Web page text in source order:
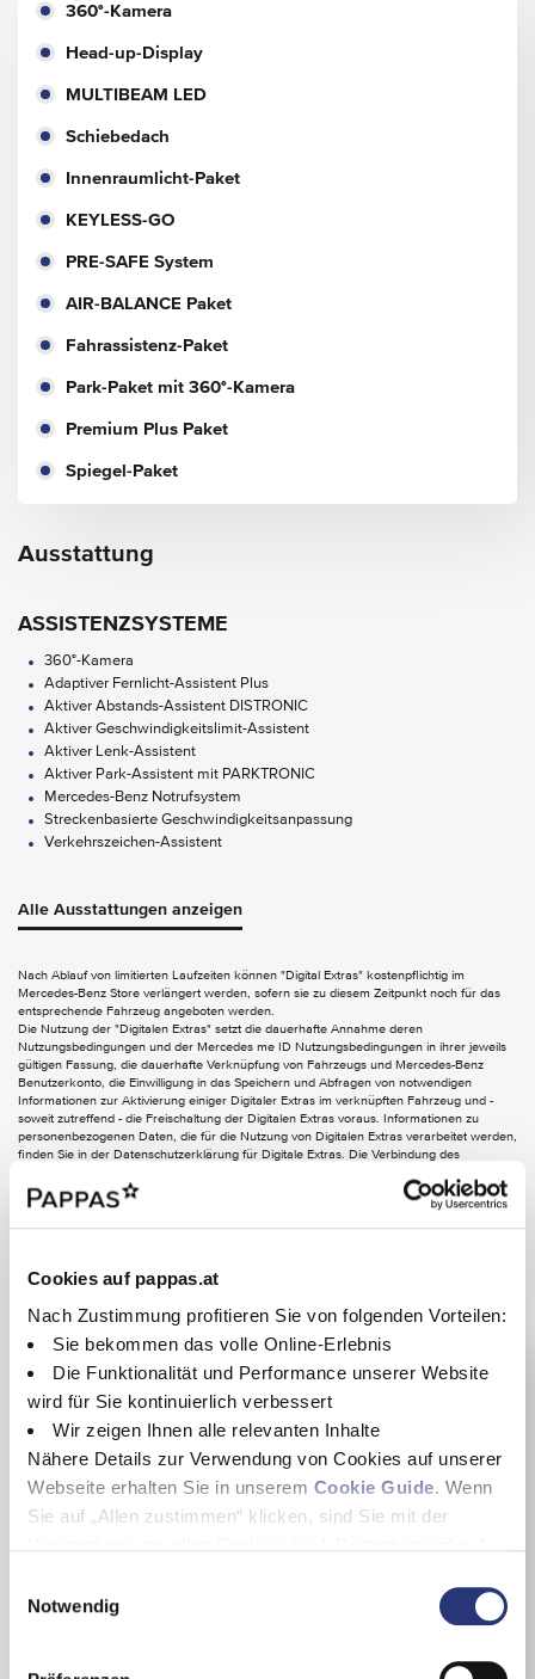
Cookies auf pappas.at
Nach Zustimmung profitieren Sie von folgenden Vorteilen:
Sie bekommen das volle Online-Erlebnis
Die Funktionalität und Performance unserer Website
wird für Sie kontinuierlich verbessert
Wir zeigen Ihnen alle relevanten Inhalte
Nähere Details zur Verwendung von Cookies auf unserer
Webseite erhalten Sie in unserem Cookie Guide. Wenn
Sie auf „Allen zustimmen“ klicken, sind Sie mit der
diese Webseite auch in Zukunft zu verbessern und
Wenn Sie nur einzelne Cookies erlauben wollen, können
Notwendig
360°-Kamera
Head-up-Display
MULTIBEAM LED
Schiebedach
Innenraumlicht-Paket
KEYLESS-GO
PRE-SAFE System
AIR-BALANCE Paket
Fahrassistenz-Paket
Park-Paket mit 360°-Kamera
Premium Plus Paket
Spiegel-Paket
Ausstattung
ASSISTENZSYSTEME
360°-Kamera
Adaptiver Fernlicht-Assistent Plus
Aktiver Abstands-Assistent DISTRONIC
Aktiver Geschwindigkeitslimit-Assistent
Aktiver Lenk-Assistent
Aktiver Park-Assistent mit PARKTRONIC
Mercedes-Benz Notrufsystem
Streckenbasierte Geschwindigkeitsanpassung
Verkehrszeichen-Assistent
Android Auto
Digitales Radio
MBUX Multimediasystem
Smartphone Integration
Touchpad
EXTERIEUR
Beide Aussenspiegel elektrisch an- und ausklappbar
Umfeldbeleuchtung des Aussenspiegels
Wärmedämmend dunkel getöntes Glas
INTERIEUR
Schiebedach
Ambientebeleuchtung
Doppel-USB Ladeanschluss im Fond (Typ C)
EASY-PACK Laderaumabdeckung
Electric Art Interieur
Fahrersitz elektrisch einstellbar mit Memory-Funktion
Innenhimmel Stoff schwarz
Klimatisierungsautomatik THERMATIC
Kneebag
Lenkradheizung
Sitzheizung für Fahrer und Beifahrer
Alle Ausstattungen anzeigen
Nach Ablauf von limitierten Laufzeiten können "Digital Extras" kostenpflichtig im
Mercedes-Benz Store verlängert werden, sofern sie zu diesem Zeitpunkt noch für das
entsprechende Fahrzeug angeboten werden.
Die Nutzung der "Digitalen Extras" setzt die dauerhafte Annahme deren
Nutzungsbedingungen und der Mercedes me ID Nutzungsbedingungen in ihrer jeweils
gültigen Fassung, die dauerhafte Verknüpfung von Fahrzeugs und Mercedes-Benz
Benutzerkonto, die Einwilligung in das Speichern und Abfragen von notwendigen
Informationen zur Aktivierung einiger Digitaler Extras im verknüpften Fahrzeug und -
soweit zutreffend - die Freischaltung der Digitalen Extras voraus. Informationen zu
personenbezogenen Daten, die für die Nutzung von Digitalen Extras verarbeitet werden,
finden Sie in der Datenschutzerklärung für Digitale Extras. Die Verbindung des
jeweiligen Netzabdeckung und Verfügbarkeit der Netzproviderabhängig.
Standort & Ansprechpartner